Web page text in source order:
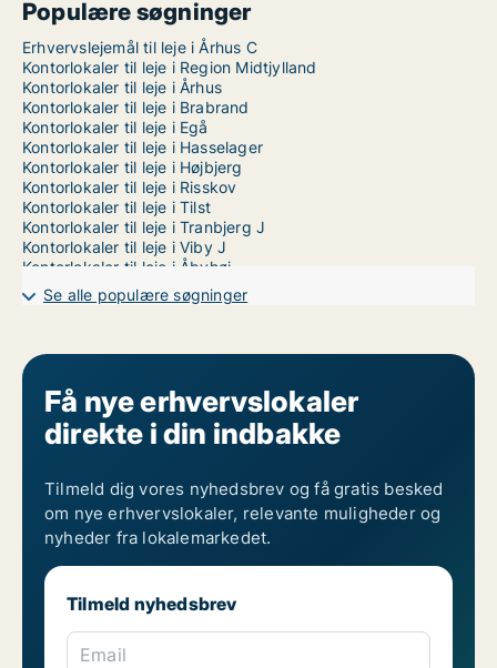
Populære søgninger
Erhvervslejemål til leje i Århus C
Kontorlokaler til leje i Region Midtjylland
Kontorlokaler til leje i Århus
Kontorlokaler til leje i Brabrand
Kontorlokaler til leje i Egå
Kontorlokaler til leje i Hasselager
Kontorlokaler til leje i Højbjerg
Kontorlokaler til leje i Risskov
Kontorlokaler til leje i Tilst
Kontorlokaler til leje i Tranbjerg J
Kontorlokaler til leje i Viby J
Kontorlokaler til leje i Åbyhøj
Kontorlokaler til leje i Århus N
Kontorlokaler til leje i Århus V
Se alle populære søgninger
Få nye erhvervslokaler
direkte i din indbakke
Tilmeld dig vores nyhedsbrev og få gratis besked
om nye erhvervslokaler, relevante muligheder og
nyheder fra lokalemarkedet.
Tilmeld nyhedsbrev
Email